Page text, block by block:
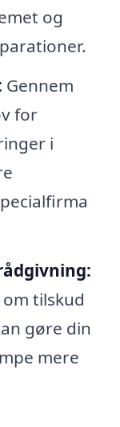
og
Gennem
for
i
tilskud
gøre din
mere